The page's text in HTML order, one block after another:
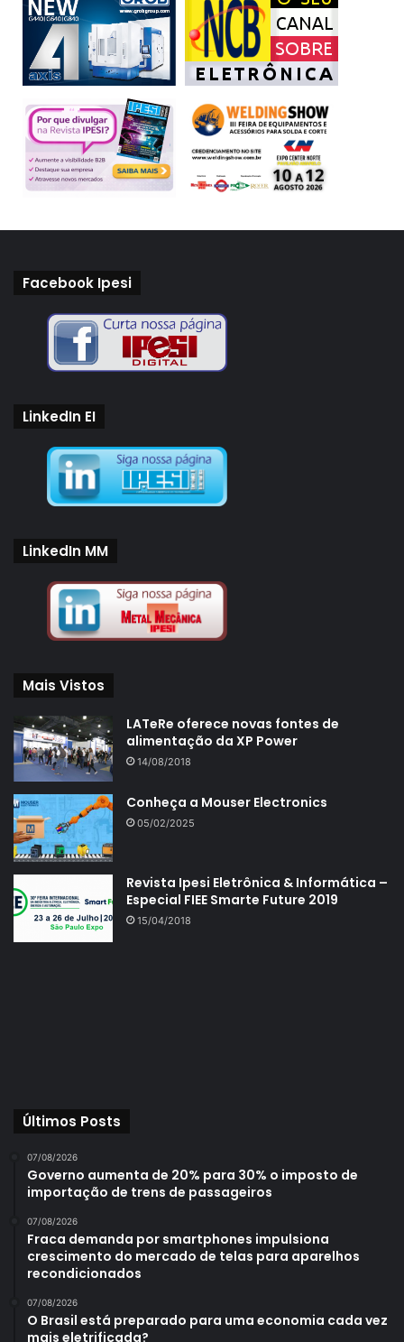
Facebook Ipesi
LinkedIn EI
LinkedIn MM
Mais Vistos
LATeRe oferece novas fontes de
alimentação da XP Power
14/08/2018
Conheça a Mouser Electronics
05/02/2025
Revista Ipesi Eletrônica & Informática –
Especial FIEE Smarte Future 2019
15/04/2018
Últimos Posts
07/08/2026
Governo aumenta de 20% para 30% o imposto de
importação de trens de passageiros
07/08/2026
Fraca demanda por smartphones impulsiona
crescimento do mercado de telas para aparelhos
recondicionados
07/08/2026
O Brasil está preparado para uma economia cada vez
mais eletrificada?